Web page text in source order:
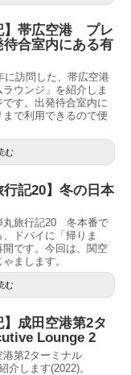
】帯広空港 プレ
合室内にある有
訪問した、帯広空港
ウンジ」を紹介しま
す。出発待合室内に
で利用できるので便
む
行記20】冬の日本
丸旅行記20 冬本番で
ドバイに「帰りま
です。今回は、関空
まします。
む
】成田空港第2タ
Lounge 2
第2ターミナル
介します(2022)。